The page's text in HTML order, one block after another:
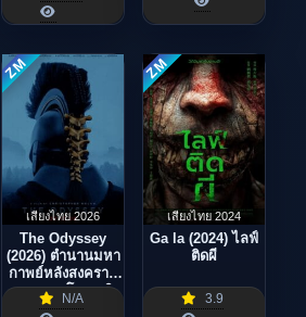
ZM
เสียงไทย 2026
The Odyssey
(2026) ตำนานมหา
กาพย์หลังสงคราม
กรุงทรอย โดย คริส
โตเฟอร์ โนแลน
N/A
ZM
เสียงไทย 2024
Ga la (2024) ไลฟ์
ติดผี
3.9